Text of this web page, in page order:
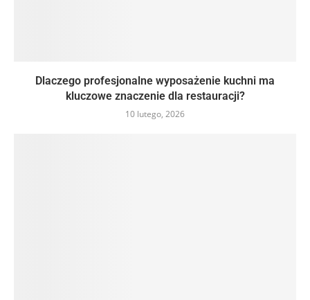
Dlaczego profesjonalne wyposażenie kuchni ma
kluczowe znaczenie dla restauracji?
10 lutego, 2026